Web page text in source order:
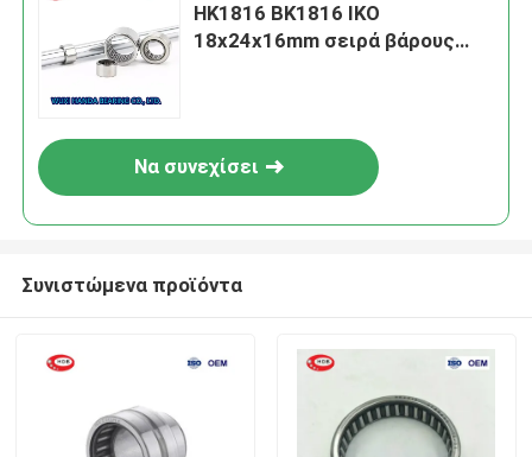
HK1816 BK1816 IKO
18x24x16mm σειρά βάρους
Να συνεχίσει
Συνιστώμενα προϊόντα